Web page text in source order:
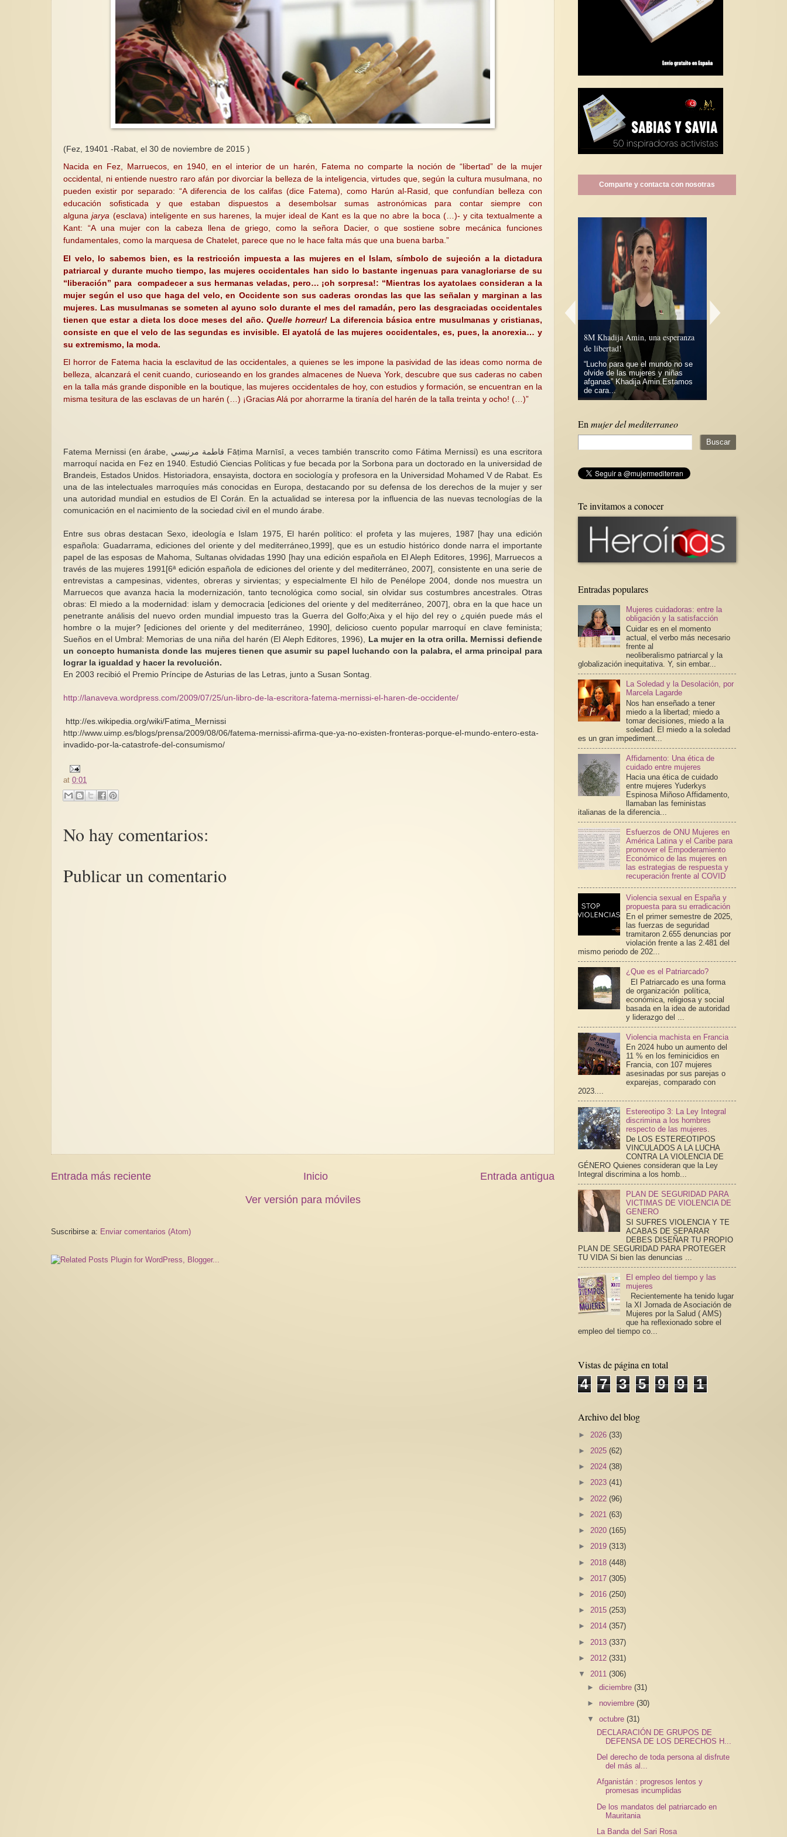
(Fez, 19401 -Rabat, el 30 de noviembre de 2015 )
Nacida en Fez, Marruecos, en 1940, en el interior de un harén, Fatema no comparte la noción de “libertad” de la mujer
occidental, ni entiende nuestro raro afán por divorciar la belleza de la inteligencia, virtudes que, según la cultura musulmana, no
pueden existir por separado: “A diferencia de los califas (dice Fatema), como Harún al-Rasid, que confundían belleza con
educación sofisticada y que estaban dispuestos a desembolsar sumas astronómicas para contar siempre con
algunajarya (esclava) inteligente en sus harenes, la mujer ideal de Kant es la que no abre la boca (…)- y cita textualmente a
Kant: “A una mujer con la cabeza llena de griego, como la señora Dacier, o que sostiene sobre mecánica funciones
fundamentales, como la marquesa de Chatelet, parece que no le hace falta más que una buena barba.”
El velo, lo sabemos bien, es la restricción impuesta a las mujeres en el Islam, símbolo de sujeción a la dictadura
patriarcal y durante mucho tiempo, las mujeres occidentales han sido lo bastante ingenuas para vanagloriarse de su
“liberación” para compadecer a sus hermanas veladas, pero… ¡oh sorpresa!: “Mientras los ayatolaes consideran a la
mujer según el uso que haga del velo, en Occidente son sus caderas orondas las que las señalan y marginan a las
mujeres. Las musulmanas se someten al ayuno solo durante el mes del ramadán, pero las desgraciadas occidentales
tienen que estar a dieta los doce meses del año. Quelle horreur! La diferencia básica entre musulmanas y cristianas,
consiste en que el velo de las segundas es invisible. El ayatolá de las mujeres occidentales, es, pues, la anorexia… y
su extremismo, la moda.
El horror de Fatema hacia la esclavitud de las occidentales, a quienes se les impone la pasividad de las ideas como norma de
belleza, alcanzará el cenit cuando, curioseando en los grandes almacenes de Nueva York, descubre que sus caderas no caben
en la talla más grande disponible en la boutique, las mujeres occidentales de hoy, con estudios y formación, se encuentran en la
misma tesitura de las esclavas de un harén (…) ¡Gracias Alá por ahorrarme la tiranía del harén de la talla treinta y ocho! (…)”
Fatema Mernissi (en árabe, فاطمة مرنيسي Fāṭima Marnīsī, a veces también transcrito como Fátima Mernissi) es una escritora
marroquí nacida en Fez en 1940. Estudió Ciencias Políticas y fue becada por la Sorbona para un doctorado en la universidad de
Brandeis, Estados Unidos. Historiadora, ensayista, doctora en sociología y profesora en la Universidad Mohamed V de Rabat. Es
una de las intelectuales marroquíes más conocidas en Europa, destacando por su defensa de los derechos de la mujer y ser
una autoridad mundial en estudios de El Corán. En la actualidad se interesa por la influencia de las nuevas tecnologías de la
comunicación en el nacimiento de la sociedad civil en el mundo árabe.
Entre sus obras destacan Sexo, ideología e Islam 1975, El harén político: el profeta y las mujeres, 1987 [hay una edición
española: Guadarrama, ediciones del oriente y del mediterráneo,1999], que es un estudio histórico donde narra el importante
papel de las esposas de Mahoma, Sultanas olvidadas 1990 [hay una edición española en El Aleph Editores, 1996], Marruecos a
través de las mujeres 1991[6ª edición española de ediciones del oriente y del mediterráneo, 2007], consistente en una serie de
entrevistas a campesinas, videntes, obreras y sirvientas; y especialmente El hilo de Penélope 2004, donde nos muestra un
Marruecos que avanza hacia la modernización, tanto tecnológica como social, sin olvidar sus costumbres ancestrales. Otras
obras: El miedo a la modernidad: islam y democracia [ediciones del oriente y del mediterráneo, 2007], obra en la que hace un
penetrante análisis del nuevo orden mundial impuesto tras la Guerra del Golfo;Aixa y el hijo del rey o ¿quién puede más el
hombre o la mujer? [ediciones del oriente y del mediterráneo, 1990], delicioso cuento popular marroquí en clave feminista;
Sueños en el Umbral: Memorias de una niña del harén (El Aleph Editores, 1996), La mujer en la otra orilla. Mernissi defiende
un concepto humanista donde las mujeres tienen que asumir su papel luchando con la palabra, el arma principal para
lograr la igualdad y hacer la revolución.
En 2003 recibió el Premio Príncipe de Asturias de las Letras, junto a Susan Sontag.
http://lanaveva.wordpress.com/2009/07/25/un-libro-de-la-escritora-fatema-mernissi-el-haren-de-occidente/
http://es.wikipedia.org/wiki/Fatima_Mernissi
http://www.uimp.es/blogs/prensa/2009/08/06/fatema-mernissi-afirma-que-ya-no-existen-fronteras-porque-el-mundo-entero-esta-
invadido-por-la-catastrofe-del-consumismo/
at0:01
No hay comentarios:
Publicar un comentario
Entrada más reciente Entrada antigua
Inicio
Ver versión para móviles
Suscribirse a: Enviar comentarios (Atom)
Comparte y contacta con nosotras
una víctima
Traemos un texto , escrito desde
la violencia, de la prepotencia...
Antagonismos feministas: un reto
Como sabemos, actualmente ya
no se puede hablar de la mujer
como un concepto único ni de
un...
8M Khadija Amin, una esperanza
de libertad!
“Lucho para que el mundo no se
olvide de las mujeres y niñas
afganas” Khadija Amin.Estamos
de cara...
En mujer del mediterraneo
Te invitamos a conocer
Entradas populares
Mujeres cuidadoras: entre la
obligación y la satisfacción
Cuidar es en el momento
actual, el verbo más necesario
frente al
neoliberalismo patriarcal y la
globalización inequitativa. Y, sin embar...
La Soledad y la Desolación, por
Marcela Lagarde
Nos han enseñado a tener
miedo a la libertad; miedo a
tomar decisiones, miedo a la
soledad. El miedo a la soledad
es un gran impediment...
Affidamento: Una ética de
cuidado entre mujeres
Hacia una ética de cuidado
entre mujeres Yuderkys
Espinosa Miñoso Affidamento,
llamaban las feministas
italianas de la diferencia...
Esfuerzos de ONU Mujeres en
América Latina y el Caribe para
promover el Empoderamiento
Económico de las mujeres en
las estrategias de respuesta y
recuperación frente al COVID
Violencia sexual en España y
propuesta para su erradicación
En el primer semestre de 2025,
las fuerzas de seguridad
tramitaron 2.655 denuncias por
violación frente a las 2.481 del
mismo periodo de 202...
¿Que es el Patriarcado?
El Patriarcado es una forma
de organización política,
económica, religiosa y social
basada en la idea de autoridad
y liderazgo del ...
Violencia machista en Francia
En 2024 hubo un aumento del
11 % en los feminicidios en
Francia, con 107 mujeres
asesinadas por sus parejas o
exparejas, comparado con
2023....
Estereotipo 3: La Ley Integral
discrimina a los hombres
respecto de las mujeres.
De LOS ESTEREOTIPOS
VINCULADOS A LA LUCHA
CONTRA LA VIOLENCIA DE
GÉNERO Quienes consideran que la Ley
Integral discrimina a los homb...
PLAN DE SEGURIDAD PARA
VICTIMAS DE VIOLENCIA DE
GENERO
SI SUFRES VIOLENCIA Y TE
ACABAS DE SEPARAR
DEBES DISEÑAR TU PROPIO
PLAN DE SEGURIDAD PARA PROTEGER
TU VIDA Si bien las denuncias ...
El empleo del tiempo y las
mujeres
Recientemente ha tenido lugar
la XI Jornada de Asociación de
Mujeres por la Salud ( AMS)
que ha reflexionado sobre el
empleo del tiempo co...
Vistas de página en total
4 7 3 5 9 9 1
Archivo del blog
► 2026 (33)
► 2025 (62)
► 2024 (38)
► 2023 (41)
► 2022 (96)
► 2021 (63)
► 2020 (165)
► 2019 (313)
► 2018 (448)
► 2017 (305)
► 2016 (250)
► 2015 (253)
► 2014 (357)
► 2013 (337)
► 2012 (331)
▼ 2011 (306)
►diciembre(31)
► noviembre(30)
▼octubre(31)
DECLARACIÓN DE GRUPOS DE
DEFENSA DE LOS DERECHOS H...
Del derecho de toda persona al disfrute
del más al...
Afganistán : progresos lentos y
promesas incumplidas
De los mandatos del patriarcado en
Mauritania
La Banda del Sari Rosa